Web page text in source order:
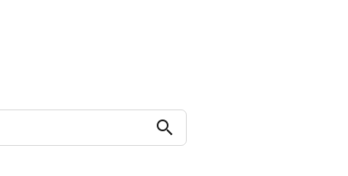
search